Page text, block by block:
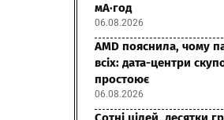
мА·год
06.08.2026
AMD пояснила, чому
всіх: дата-центри
простоює
06.08.2026